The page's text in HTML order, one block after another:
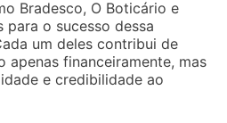
Bradesco, O Boticário e
para o sucesso dessa
um deles contribui de
apenas financeiramente, mas
e credibilidade ao